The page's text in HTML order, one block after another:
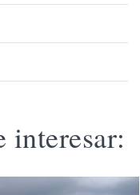
interesar: